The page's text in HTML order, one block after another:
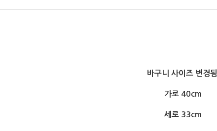
바구니 사이즈 변경됨
가로 40cm
세로 33cm